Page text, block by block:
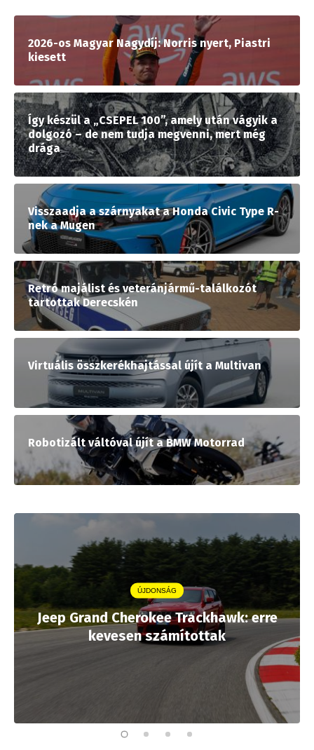
2026-os Magyar Nagydíj: Norris nyert, Piastri
kiesett
Így készül a „CSEPEL 100”, amely után vágyik a
dolgozó – de nem tudja megvenni, mert még
drága
Visszaadja a szárnyakat a Honda Civic Type R-
nek a Mugen
Retró majálist és veteránjármű-találkozót
tartottak Derecskén
Virtuális összkerékhajtással újít a Multivan
Robotizált váltóval újít a BMW Motorrad
ÚJDONSÁG
Jeep Grand Cherokee Trackhawk: erre
kevesen számítottak